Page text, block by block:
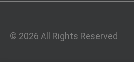
© 2026 All Rights Reserved